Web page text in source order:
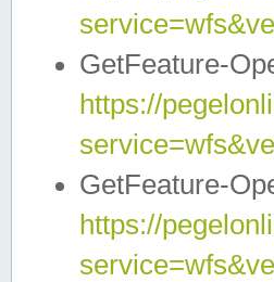
GetFeature-
https://
GetFeature-
https://